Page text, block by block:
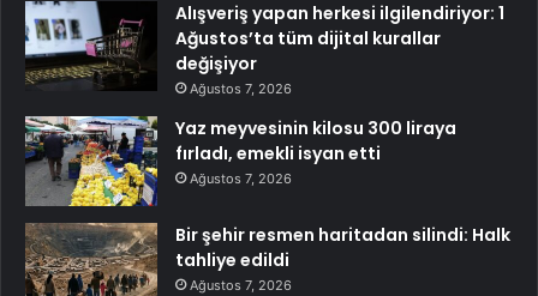
Alışveriş yapan herkesi ilgilendiriyor: 1
Ağustos’ta tüm dijital kurallar
değişiyor
Ağustos 7, 2026
Yaz meyvesinin kilosu 300 liraya
fırladı, emekli isyan etti
Ağustos 7, 2026
Bir şehir resmen haritadan silindi: Halk
tahliye edildi
Ağustos 7, 2026